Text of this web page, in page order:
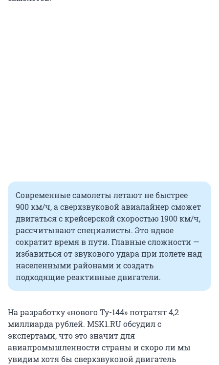
Современные самолеты летают не быстрее
900 км/ч, а сверхзвуковой авиалайнер сможет
двигаться с крейсерской скоростью 1900 км/ч,
рассчитывают специалисты. Это вдвое
сократит время в пути. Главные сложности —
избавиться от звукового удара при полете над
населенными районами и создать
подходящие реактивные двигатели.
На разработку «нового Ту-144» потратят 4,2
миллиарда рублей. MSK1.RU обсудил с
экспертами, что это значит для
авиапромышленности страны и скоро ли мы
увидим хотя бы сверхзвуковой двигатель